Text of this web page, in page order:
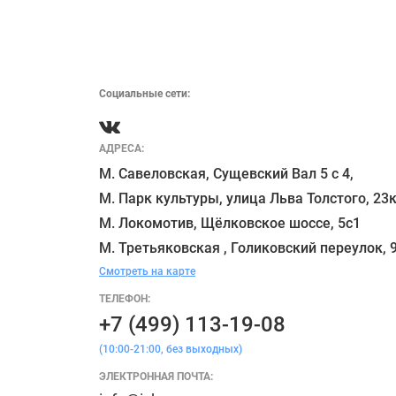
Социальные сети:
АДРЕСА:
М. Савеловская, Сущевский Вал 5 с 4,
М. Парк культуры, улица Льва Толстого,
М. Локомотив, Щёлковское шоссе, 5с1
Смотреть на карте
ТЕЛЕФОН:
+7 (499) 113-19-08
(10:00-21:00, без выходных)
ЭЛЕКТРОННАЯ ПОЧТА: